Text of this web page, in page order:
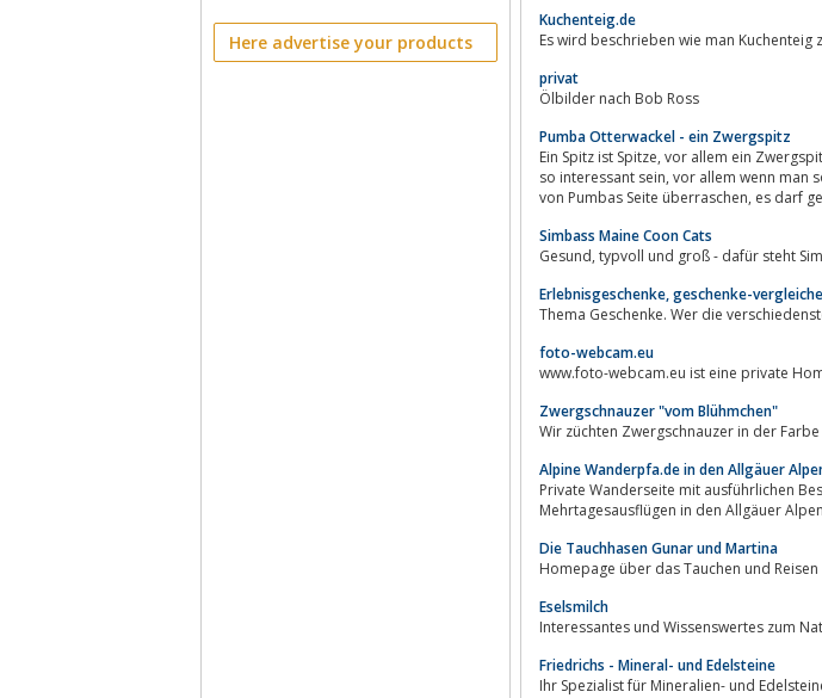
Here advertise your products
Kuchenteig.de
Es wird beschrieben wie man Kuchenteig
privat
Ölbilder nach Bob Ross
Pumba Otterwackel - ein Zwergspitz
Ein Spitz ist Spitze, vor allem ein Zwergspitz. Das findet auch Pumba, die Zwergspitzhündinn unserer Seite. Das Leben kann ja
so interessant sein, vor allem wenn man so viel erleben darf wie Pumba. Das da nicht immer alles glatt läuft ist klar. Lass Dich
von Pumbas Seite
Simbass Maine Coon Cats
Gesund, typvoll und groß - dafür
Erlebnisgeschenke, geschenke-
Thema Geschenke. Wer die
foto-webcam.eu
www.foto-webcam.eu ist eine private
Zwergschnauzer "vom Blühmchen"
Wir züchten Zwergschnauzer in der
Alpine Wanderpfa.de in den Allgäuer
Private Wanderseite mit ausführlichen
Die Tauchhasen Gunar und Martina
Eselsmilch
Interessantes und Wissenswertes zum
Friedrichs - Mineral- und Edelsteine
Ihr Spezialist für Mineralien- und Edelsteine aus aller Welt.